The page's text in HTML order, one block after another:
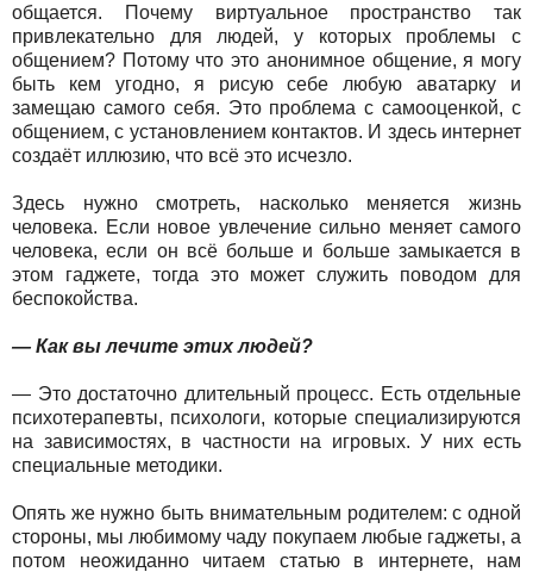
общается. Почему виртуальное пространство так
привлекательно для людей, у которых проблемы с
общением? Потому что это анонимное общение, я могу
быть кем угодно, я рисую себе любую аватарку и
замещаю самого себя. Это проблема с самооценкой, с
общением, с установлением контактов. И здесь интернет
создаёт иллюзию, что всё это исчезло.
Здесь нужно смотреть, насколько меняется жизнь
человека. Если новое увлечение сильно меняет самого
человека, если он всё больше и больше замыкается в
этом гаджете, тогда это может служить поводом для
беспокойства.
— Как вы лечите этих людей?
— Это достаточно длительный процесс. Есть отдельные
психотерапевты, психологи, которые специализируются
на зависимостях, в частности на игровых. У них есть
специальные методики.
Опять же нужно быть внимательным родителем: с одной
стороны, мы любимому чаду покупаем любые гаджеты, а
потом неожиданно читаем статью в интернете, нам